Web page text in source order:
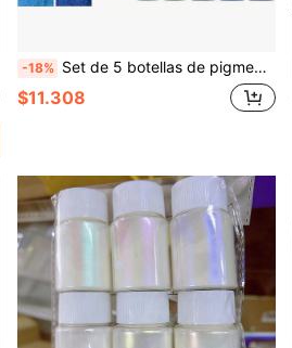
-18% Set de 5 botellas de pigmentos en polvo de mica fina, colores multiusos ligeros adecuados para hacer jabón, teñir resina, elaborar velas, manualidades DIY y joyería
$11.308